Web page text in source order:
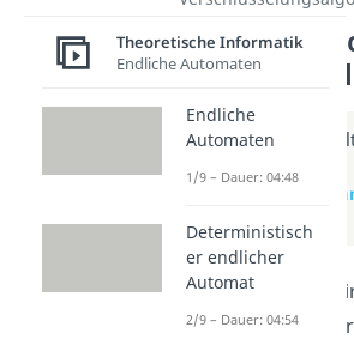
Weitere Infos
zum Video
zum Beitrag:
In diesem Video
asymmetrische
Theoretische Informatik
Endliche Automaten
Endliche
Automaten
1/9 – Dauer: 04:48
Deterministisch
er endlicher
Automat
2/9 – Dauer: 04:54